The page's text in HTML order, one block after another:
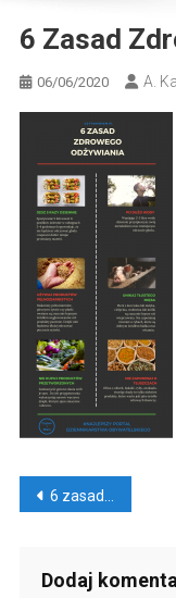
6 Zasad
06/06/2020 A.
Nawigacja
6 zasad zdrowego żywienia.[INFOGRAFIKA]
Dodaj